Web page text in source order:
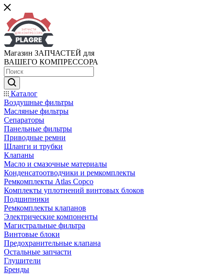
Магазин ЗАПЧАСТЕЙ для
ВАШЕГО КОМПРЕССОРА
Каталог
Воздушные фильтры
Масляные фильтры
Сепараторы
Панельные фильтры
Приводные ремни
Шланги и трубки
Клапаны
Масло и смазочные материалы
Конденсатоотводчики и ремкомплекты
Ремкомплекты Atlas Copco
Комплекты уплотнений винтовых блоков
Подшипники
Ремкомплекты клапанов
Электрические компоненты
Магистральные фильтра
Винтовые блоки
Предохранительные клапана
Остальные запчасти
Глушители
Бренды